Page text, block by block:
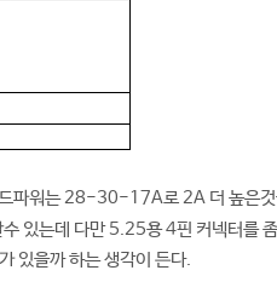
파워는 28-30-17A로 2A 더 높은것
있는데 다만 5.25용 4핀 커넥터를
있을까 하는 생각이 든다.